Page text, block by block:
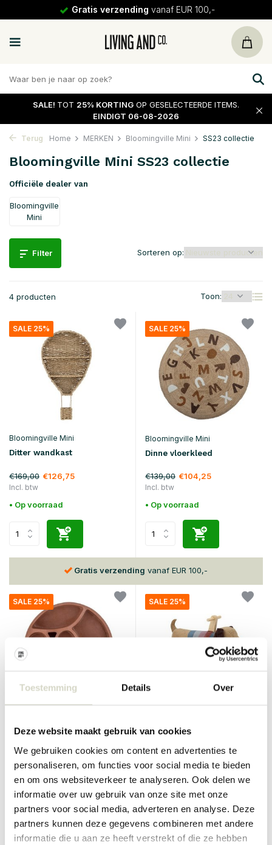
Toestemming Details Over
Deze website maakt gebruik van cookies
We gebruiken cookies om content en advertenties te
personaliseren, om functies voor social media te bieden
en om ons websiteverkeer te analyseren. Ook delen we
informatie over uw gebruik van onze site met onze
partners voor social media, adverteren en analyse. Deze
partners kunnen deze gegevens combineren met andere
informatie die u aan ze heeft verstrekt of die ze hebben
Gratis verzending vanaf EUR 100,-
SALE! TOT 25% KORTING OP GESELECTEERDE ITEMS.
EINDIGT 06-08-2026
Terug Home MERKEN Bloomingville Mini SS23 collectie
Bloomingville Mini SS23 collectie
Officiële dealer van
Bloomingville
Mini
Filter
4 producten Toon:
Sorteren op:
SALE 25%
Bloomingville Mini
Ditter wandkast
€169,00 €126,75
Incl. btw
• Op voorraad
SALE 25%
Bloomingville Mini
Dinne vloerkleed
€139,00 €104,25
Incl. btw
• Op voorraad
Gratis verzending vanaf EUR 100,-
SALE 25%
€149,00 €111,75
• Op voorraad
SALE 25%
Charlie hobbelhond
€159,00 €119,25
Incl. btw
• Op voorraad